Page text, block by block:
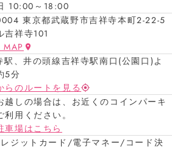
10:00～18:00
東京都武蔵野市吉祥寺本町2-22-5
吉祥寺101
駅、井の頭線吉祥寺駅南口(公園口)よ
5分
らのルートを見る
越しの場合は、お近くのコインパーキ
利用ください。
車場はこちら
ジットカード/電子マネー/コード決